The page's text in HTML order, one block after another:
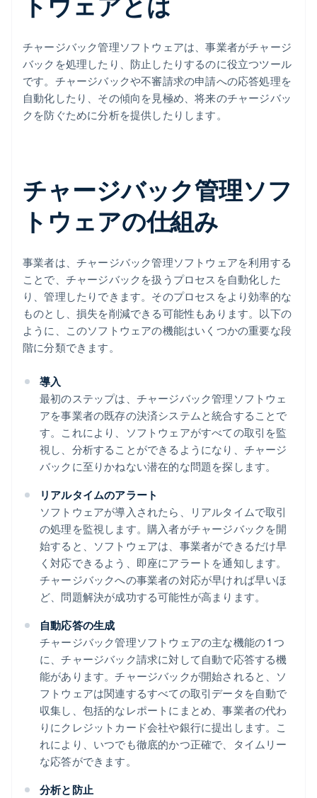
チャージバック管理ソフトウェアは、事業者がチャージ
バックを処理したり、防止したりするのに役立つツール
です。チャージバックや不審請求の申請への応答処理を
自動化したり、その傾向を見極め、将来のチャージバッ
クを防ぐために分析を提供したりします。
チャージバック管理ソフ
トウェアの仕組み
事業者は、チャージバック管理ソフトウェアを利用する
ことで、チャージバックを扱うプロセスを自動化した
り、管理したりできます。そのプロセスをより効率的な
ものとし、損失を削減できる可能性もあります。以下の
ように、このソフトウェアの機能はいくつかの重要な段
階に分類できます。
導入
最初のステップは、チャージバック管理ソフトウェ
アを事業者の既存の決済システムと統合することで
す。これにより、ソフトウェアがすべての取引を監
視し、分析することができるようになり、チャージ
バックに至りかねない潜在的な問題を探します。
リアルタイムのアラート
ソフトウェアが導入されたら、リアルタイムで取引
の処理を監視します。購入者がチャージバックを開
始すると、ソフトウェアは、事業者ができるだけ早
く対応できるよう、即座にアラートを通知します。
チャージバックへの事業者の対応が早ければ早いほ
ど、問題解決が成功する可能性が高まります。
自動応答の生成
チャージバック管理ソフトウェアの主な機能の 1 つ
に、チャージバック請求に対して自動で応答する機
能があります。チャージバックが開始されると、ソ
フトウェアは関連するすべての取引データを自動で
収集し、包括的なレポートにまとめ、事業者の代わ
りにクレジットカード会社や銀行に提出します。こ
れにより、いつでも徹底的かつ正確で、タイムリー
な応答ができます。
分析と防止